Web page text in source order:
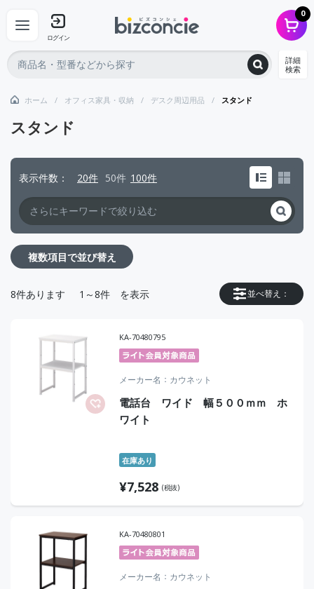
ログイン
0
詳細
検索
ホーム オフィス家具・収納 デスク周辺用品 スタンド
スタンド
表示件数 20件 50件 100件
複数項目で並び替え
並べ替え：
8件あります 1～8件 を表示
KA-70480795
メーカー名 カウネット
電話台 ワイド 幅５００ｍｍ ホ
ワイト
在庫あり
¥7,528 (税抜)
KA-70480801
メーカー名 カウネット